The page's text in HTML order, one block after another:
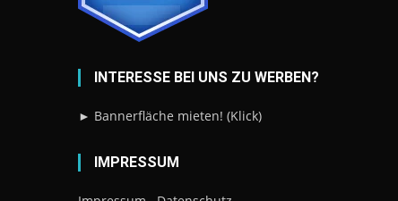
INTERESSE BEI UNS ZU WERBEN?
► Bannerfläche mieten! (Klick)
IMPRESSUM